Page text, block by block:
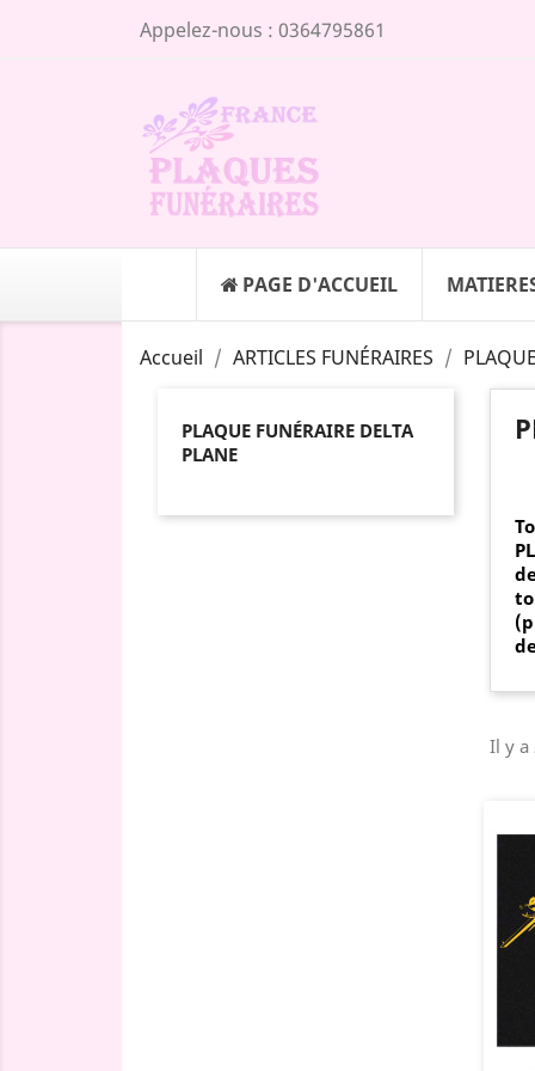
Appelez-nous : 0364795861
PAGE D'ACCUEIL
Accueil ARTICLES FUNÉRAIRES
PLAQUE FUNÉRAIRE DELTA
PLANE
Il y a